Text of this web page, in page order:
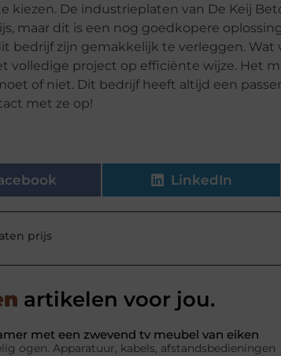
De industrieplaten van De Keij
maar dit is een nog goedkopere
bedrijf zijn gemakkelijk te verleggen.
volledige project op efficiënte wijze. Het
of niet. Dit bedrijf heeft altijd een
met ze op!
LinkedIn
prijs
artikelen voor jou.
met een zwevend tv meubel van eiken
ogen. Apparatuur, kabels, afstandsbedieningen